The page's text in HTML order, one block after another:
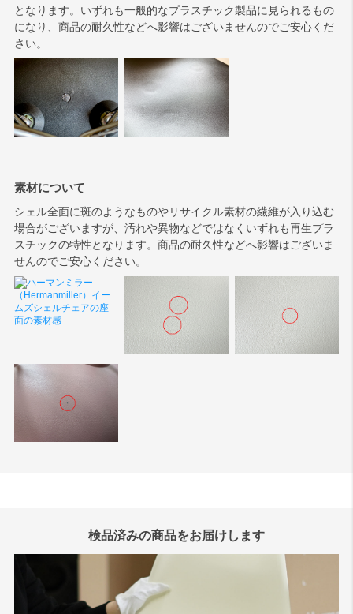
となります。いずれも一般的なプラスチック製品に見られるもの
になり、商品の耐久性などへ影響はございませんのでご安心くだ
さい。
素材について
シェル全面に斑のようなものやリサイクル素材の繊維が入り込む
場合がございますが、汚れや異物などではなくいずれも再生プラ
スチックの特性となります。商品の耐久性などへ影響はございま
せんのでご安心ください。
検品済みの商品をお届けします